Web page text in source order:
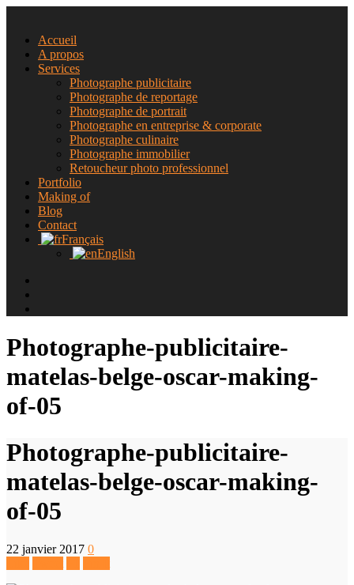
Accueil
A propos
Services
Photographe publicitaire
Photographe de reportage
Photographe de portrait
Photographe en entreprise & corporate
Photographe culinaire
Photographe immobilier
Retoucheur photo professionnel
Portfolio
Making of
Blog
Contact
Français
English
Photographe-publicitaire-
matelas-belge-oscar-making-
of-05
Photographe-publicitaire-
matelas-belge-oscar-making-
of-05
22 janvier 2017 0